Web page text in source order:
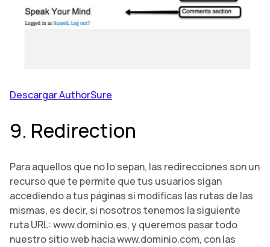
Descargar AuthorSure
9. Redirection
Para aquellos que no lo sepan, las redirecciones son un
recurso que te permite que tus usuarios sigan
accediendo a tus páginas si modificas las rutas de las
mismas, es decir, si nosotros tenemos la siguiente
ruta URL: www.dominio.es, y queremos pasar todo
nuestro sitio web hacia www.dominio.com, con las